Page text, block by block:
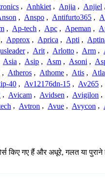
, Anhkiet , Anjia , Anjiel ,
, Anspo , Antifurto365 ,
, Ap-tech , Apc , Apeman ,
, Approx , Aprica , Apti ,
, Arit , Arlotto , Arm ,
Asia , Asip , Asm , Asoni ,
, Atheros , Athome , Atis ,
40 , Av12176dn-15 , Av265 ,
, Avicam , Avidsen , Avigilon ,
, Avtron , Avue , Avycon ,
किए गए हैं और अधूरे, गलत या